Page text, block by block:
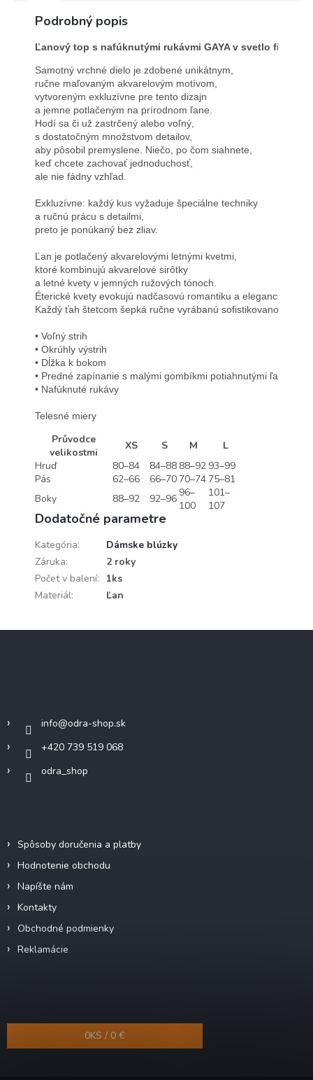
Podrobný popis
Ľanový top s nafúknutými rukávmi GAYA v svetlo fialovej
Samotný vrchné dielo je zdobené unikátnym,
ručne maľovaným akvarelovým motívom,
vytvoreným exkluzívne pre tento dizajn
a jemne potlačeným na prírodnom ľane.
Hodí sa či už zastrčený alebo voľný,
s dostatočným množstvom detailov,
aby pôsobil premyslene. Niečo, po čom siahnete,
keď chcete zachovať jednoduchosť,
ale nie fádny vzhľad.
Exkluzívne: každý kus vyžaduje špeciálne techniky
a ručnú prácu s detailmi,
preto je ponúkaný bez zliav.
Ľan je potlačený akvarelovými letnými kvetmi,
ktoré kombinujú akvarelové sirôtky
a letné kvety v jemných ružových tónoch.
Éterické kvety evokujú nadčasovú romantiku a eleganciu.
Každý ťah štetcom šepká ručne vyrábanú sofistikovanosť.
• Voľný strih
• Okrúhly výstrih
• Dĺžka k bokom
• Predné zapínanie s malými gombíkmi potiahnutými ľanom
• Nafúknuté rukávy
Telesné miery
Průvodce
velikostmi
XS S M
L
Hruď
80–84 84–88 88–92 93–99
Pás
62–66 66–70 70–74 75–81
Boky
88–92 92–96 96–
100
101–
107
Dodatočné parametre
Kategória:
Dámske blúzky
Záruka:
2 roky
Počet v balení:
1ks
Materiál: Ľan
info@odra-shop.sk
+420 739 519 068
odra_shop
Spôsoby doručenia a platby
Hodnotenie obchodu
Napíšte nám
Kontakty
Obchodné podmienky
Reklamácie
0KS / 0 €